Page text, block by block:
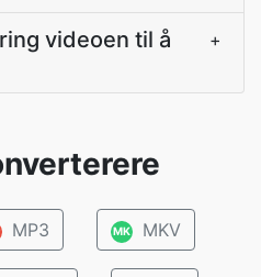
videoen til å
+
MP3 MK MKV